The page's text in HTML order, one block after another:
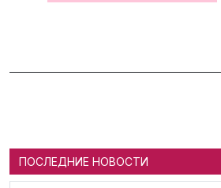
ПОСЛЕДНИЕ НОВОСТИ